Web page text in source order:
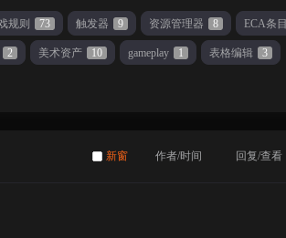
规则 73 触发器 9 资源管理器 8 ECA条目
2 美术资产 10 gameplay 1 表格编辑 3
新窗 作者/时间 回复/查看